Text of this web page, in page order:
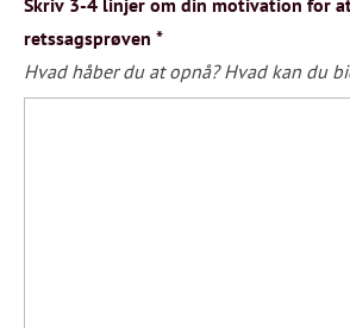
Skriv 3-4 linjer om din motivation for
retssagsprøven *
Hvad håber du at opnå? Hvad kan du